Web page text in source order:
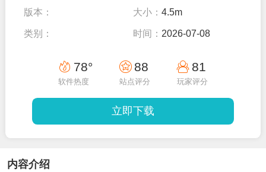
版本： 大小： 4.5m
类别： 时间： 2026-07-08
78°
软件热度
88
站点评分
81
玩家评分
立即下载
内容介绍